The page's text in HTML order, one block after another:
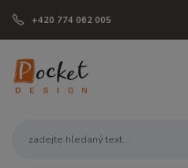
+420 774 062 005